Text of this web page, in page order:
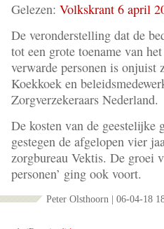
Gelezen: Volkskrant 6 april
De veronderstelling dat de
tot een grote toename van
verwarde personen is onjuist
Koekkoek en
Zorgverzekeraars Nederland.
De kosten van de geestelijke
gestegen de afgelopen vier
zorgbureau Vektis. De groei
personen’ ging ook voort.
Peter Olsthoorn | 06-04-18